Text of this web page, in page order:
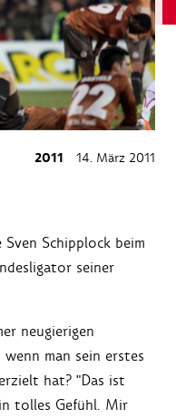
2011 14. März 2011
Schipplock beim
seiner
neugierigen
man sein erstes
hat? "Das ist
tolles Gefühl. Mir